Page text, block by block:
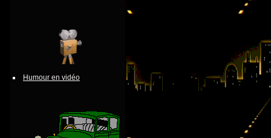
Humour en vidéo